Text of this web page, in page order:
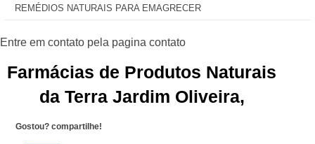
REMÉDIOS NATURAIS PARA EMAGRECER
Farmácias de Produtos Naturais
da Terra Jardim Oliveira,
Gostou? compartilhe!